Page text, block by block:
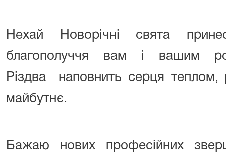
Нехай Новорічні свята
благополуччя вам і вашим
Різдва наповнить серця
майбутнє.
Бажаю нових професійних